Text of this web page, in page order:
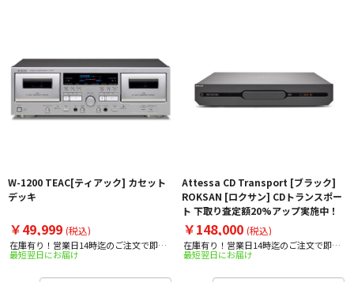
W-1200 TEAC[ティアック] カセット
デッキ
￥49,999 (税込)
在庫有り！営業日14時迄のご注文で即日
出荷！
最短翌日にお届け
Attessa CD Transport [ブラック]
ROKSAN [ロクサン] CDトランスポー
ト 下取り査定額20%アップ実施中！
￥148,000 (税込)
在庫有り！営業日14時迄のご注文で即日
出荷！
最短翌日にお届け